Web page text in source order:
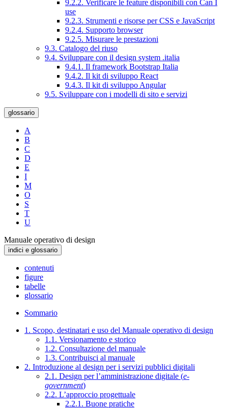
9.2.2. Verificare le feature disponibili con Can I
use
9.2.3. Strumenti e risorse per CSS e JavaScript
9.2.4. Supporto browser
9.2.5. Misurare le prestazioni
9.3. Catalogo del riuso
9.4. Sviluppare con il design system .italia
9.4.1. Il framework Bootstrap Italia
9.4.2. Il kit di sviluppo React
9.4.3. Il kit di sviluppo Angular
9.5. Sviluppare con i modelli di sito e servizi
glossario
A
B
C
D
E
I
M
O
S
T
U
Manuale operativo di design
indici e glossario
contenuti
figure
tabelle
glossario
Sommario
1. Scopo, destinatari e uso del Manuale operativo di design
1.1. Versionamento e storico
1.2. Consultazione del manuale
1.3. Contribuisci al manuale
2. Introduzione al design per i servizi pubblici digitali
2.1. Design per l’amministrazione digitale (e-
government)
2.2. L’approccio progettuale
2.2.1. Buone pratiche